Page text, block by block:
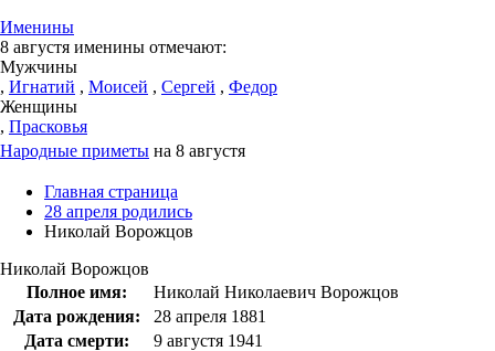
Именины
8 августя именины отмечают:
Мужчины
, Игнатий , Моисей , Сергей , Федор
Женщины
, Прасковья
Народные приметы на 8 августя
Главная страница
28 апреля родились
Николай Ворожцов
Николай Ворожцов
Полное имя:
Николай Николаевич Ворожцов
Дата рождения:
28 апреля 1881
Дата смерти:
9 августя 1941